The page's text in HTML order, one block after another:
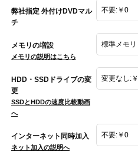
弊社指定 外付けDVDマル
チ
メモリの増設
メモリの説明はこちら
HDD・SSDドライブの変
更
SSDとHDDの速度比較動画
へ
インターネット同時加入
ネット加入の説明へ